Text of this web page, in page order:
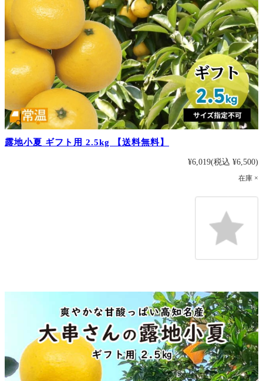
露地小夏 ギフト用 2.5kg 【送料無料】
¥6,019(税込 ¥6,500)
在庫 ×